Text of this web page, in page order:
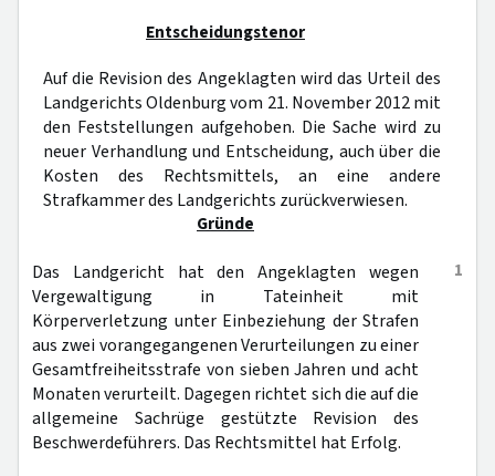
Entscheidungstenor
Auf die Revision des Angeklagten wird das Urteil des
Landgerichts Oldenburg vom 21. November 2012 mit
den Feststellungen aufgehoben. Die Sache wird zu
neuer Verhandlung und Entscheidung, auch über die
Kosten des Rechtsmittels, an eine andere
Strafkammer des Landgerichts zurückverwiesen.
Gründe
1
Das Landgericht hat den Angeklagten wegen
Vergewaltigung in Tateinheit mit
Körperverletzung unter Einbeziehung der Strafen
aus zwei vorangegangenen Verurteilungen zu einer
Gesamtfreiheitsstrafe von sieben Jahren und acht
Monaten verurteilt. Dagegen richtet sich die auf die
allgemeine Sachrüge gestützte Revision des
Beschwerdeführers. Das Rechtsmittel hat Erfolg.